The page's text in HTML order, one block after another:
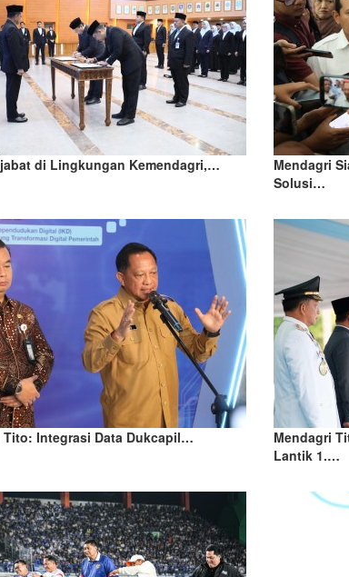
di Lingkungan Kemendagri,…
Mendagri
Solusi…
Tito: Integrasi Data Dukcapil…
Mendagri
Lantik 1.…